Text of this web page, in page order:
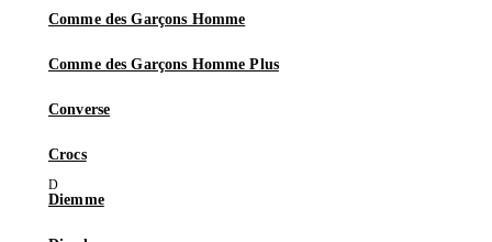
Comme des Garçons Homme
Comme des Garçons Homme Plus
Converse
Crocs
Diemme